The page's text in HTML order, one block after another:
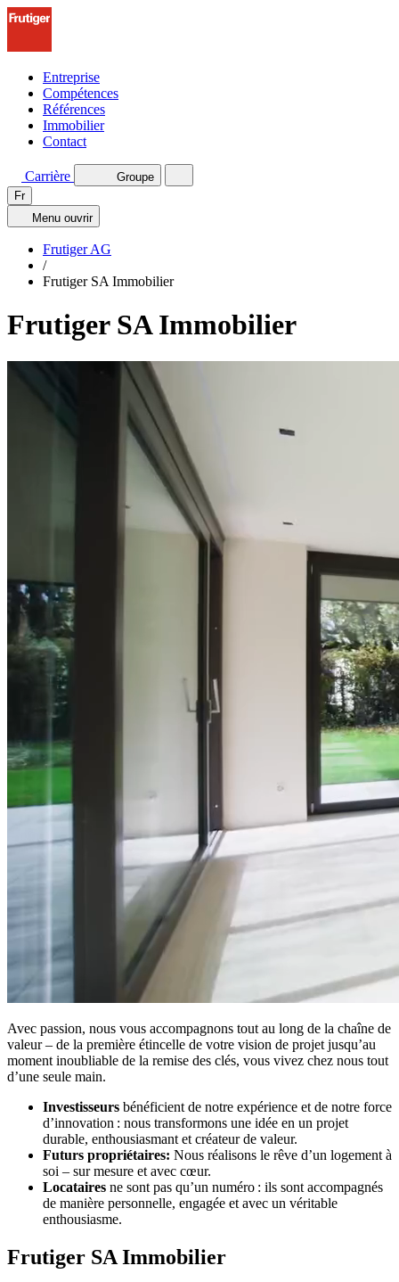
Entreprise
Compétences
Références
Immobilier
Contact
Carrière
Groupe
Fr
Menu ouvrir
Frutiger AG
/
Frutiger SA Immobilier
Frutiger SA Immobilier
Avec passion, nous vous accompagnons tout au long de la chaîne de
valeur – de la première étincelle de votre vision de projet jusqu’au
moment inoubliable de la remise des clés, vous vivez chez nous tout
d’une seule main.
Investisseurs bénéficient de notre expérience et de notre force
d’innovation : nous transformons une idée en un projet
durable, enthousiasmant et créateur de valeur.
Futurs propriétaires: Nous réalisons le rêve d’un logement à
soi – sur mesure et avec cœur.
Locataires ne sont pas qu’un numéro : ils sont accompagnés
de manière personnelle, engagée et avec un véritable
enthousiasme.
Frutiger SA Immobilier